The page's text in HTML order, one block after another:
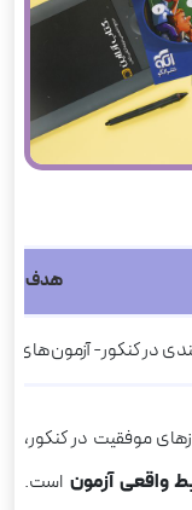
هدف
در کنکور-
موفقیت در کنکور،
واقعی آزمون است.